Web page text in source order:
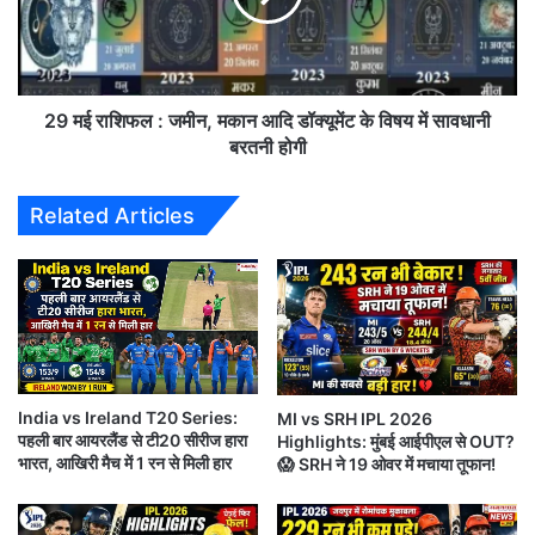
इससे पहले,
आईपीएल 2023 का फिनाले आ ही गया lचेन्नई सुपर किंग्स और
गुजरात टाइटंस आईपीएल 2023 के खिताबी मुकाबले के लिए
तैयार हैं।
v
i
e
w
-
ले
भि
ड़
त
में
कौ
न
मा
रे
बा
शि
फ
ल
:
,
आ
दि
डॉ
क्यू
में
ट
के
वि
य
29 मई राशिफल : जमीन, मकान आदि डॉक्यूमेंट के विषय में सावधानी
बरतनी होगी
Related Articles
India vs Ireland T20 Series:
पहली बार आयरलैंड से टी20 सीरीज हारा
भारत, आखिरी मैच में 1 रन से मिली हार
MI vs SRH IPL 2026
Highlights: मुंबई आईपीएल से OUT?
😱 SRH ने 19 ओवर में मचाया तूफान!